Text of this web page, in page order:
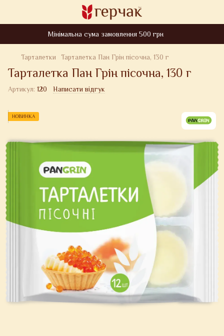
Мінімальна сума замовлення 500 грн
Тарталетки Тарталетка Пан Грін пісочна, 130 г
Тарталетка Пан Грін пісочна, 130 г
Артикул: 120 Написати відгук
НОВИНКА